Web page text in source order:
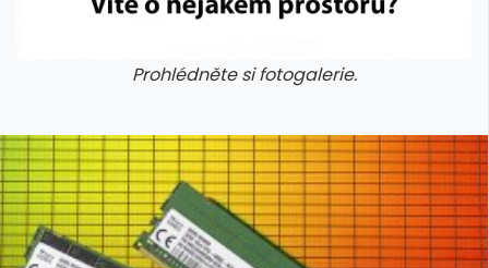
Prohlédněte si fotogalerie.